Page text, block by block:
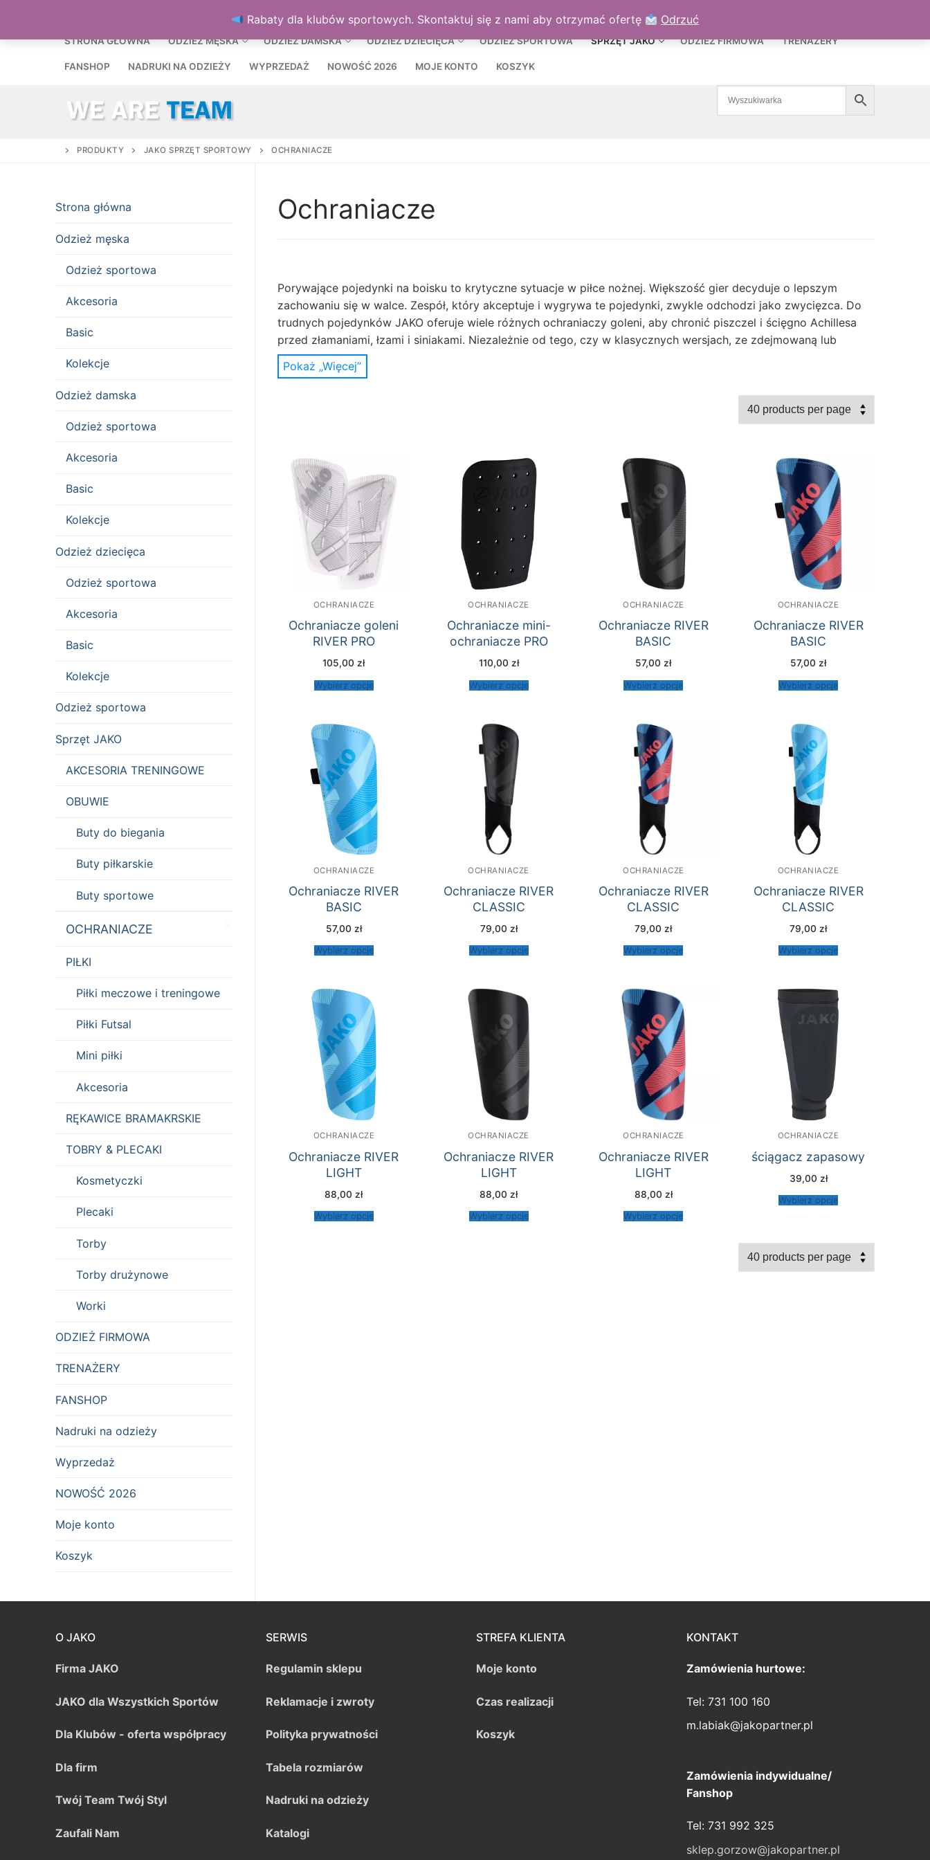
Rabaty dla klubów sportowych. Skontaktuj się z nami aby otrzymać ofertę Odrzuć
treści
KOSZYK
STRONA GŁÓWNA ODZIEŻ MĘSKA ODZIEŻ DAMSKA ODZIEŻ DZIECIĘCA ODZIEŻ SPORTOWA SPRZĘT JAKO ODZIEŻ FIRMOWA TRENAŻERY
FANSHOP NADRUKI NA ODZIEŻY WYPRZEDAŻ NOWOŚĆ 2026 MOJE KONTO KOSZYK
PRODUKTY JAKO SPRZĘT SPORTOWY OCHRANIACZE
Ochraniacze
Porywające pojedynki na boisku to krytyczne sytuacje w piłce nożnej. Większość gier decyduje o lepszym
zachowaniu się w walce. Zespół, który akceptuje i wygrywa te pojedynki, zwykle odchodzi jako zwycięzca. Do
trudnych pojedynków JAKO oferuje wiele różnych ochraniaczy goleni, aby chronić piszczel i ścięgno Achillesa
przed złamaniami, łzami i siniakami. Niezależnie od tego, czy w klasycznych wersjach, ze zdejmowaną lub
naszytą osłoną kostki, czy z podwójnym rzepem u góry i na dole, JAKO oferuje wiele różnych modeli
ochraniaczy.
W innych, bardzo nowoczesnych wariantach znajdują się ochraniacze goleni zapewniające optymalny komfort.
Niezwykle lekkie konstrukcje zostały opracowane w celu zmniejszenia ciężkiej stopy i dodatkowego obciążenia
ochraniacze goleni JAKO są również idealne dla dzieci i nastolatków. Każdy może znaleźć swój ulubiony styl
klasyczny lub nowoczesny. Ochraniacze JAKO oferują każdemu graczowi w piłce nożnej, zarówno na trawie, jak i
na hali, najlepszą ochronę, aby nie zawieść z powodu kontuzji i móc grać udany sezon.
Pokaż „Więcej”
OCHRANIACZE
Ochraniacze goleni
RIVER PRO
105,00zł
Wybierz opcje
OCHRANIACZE
Ochraniacze mini-
ochraniacze PRO
110,00 zł
Wybierz opcje
OCHRANIACZE
Ochraniacze RIVER
BASIC
57,00zł
Wybierz opcje
OCHRANIACZE
Ochraniacze RIVER
BASIC
57,00zł
Wybierz opcje
OCHRANIACZE
Ochraniacze RIVER
BASIC
57,00 zł
Wybierz opcje
OCHRANIACZE
Ochraniacze RIVER
CLASSIC
79,00 zł
Wybierz opcje
OCHRANIACZE
Ochraniacze RIVER
CLASSIC
79,00 zł
Wybierz opcje
OCHRANIACZE
Ochraniacze RIVER
CLASSIC
79,00 zł
Wybierz opcje
OCHRANIACZE
Ochraniacze RIVER
LIGHT
88,00 zł
Wybierz opcje
OCHRANIACZE
Ochraniacze RIVER
LIGHT
88,00 zł
Wybierz opcje
OCHRANIACZE
Ochraniacze RIVER
LIGHT
88,00 zł
Wybierz opcje
OCHRANIACZE
ściągacz zapasowy
39,00 zł
Wybierz opcje
Strona główna
Odzież męska
Odzież sportowa
Akcesoria
Basic
Kolekcje
Odzież damska
Odzież sportowa
Akcesoria
Basic
Kolekcje
Odzież dziecięca
Odzież sportowa
Akcesoria
Basic
Kolekcje
Odzież sportowa
Sprzęt JAKO
AKCESORIA TRENINGOWE
OBUWIE
Buty do biegania
Buty piłkarskie
Buty sportowe
OCHRANIACZE
PIŁKI
Piłki meczowe i treningowe
Piłki Futsal
Mini piłki
Akcesoria
RĘKAWICE BRAMAKRSKIE
TOBRY & PLECAKI
Kosmetyczki
Plecaki
Torby
Torby drużynowe
Worki
ODZIEŻ FIRMOWA
TRENAŻERY
FANSHOP
Nadruki na odzieży
Wyprzedaż
NOWOŚĆ 2026
Moje konto
Koszyk
O JAKO
Firma JAKO
JAKO dla Wszystkich Sportów
Dla Klubów - oferta współpracy
Dla firm
Twój Team Twój Styl
Zaufali Nam
SERWIS
Regulamin sklepu
Reklamacje i zwroty
Polityka prywatności
Tabela rozmiarów
Nadruki na odzieży
Katalogi
STREFA KLIENTA
Moje konto
Czas realizacji
Koszyk
KONTAKT
Zamówienia hurtowe:
Tel: 731 100 160
m.labiak@jakopartner.pl
Zamówienia indywidualne/
Fanshop
Tel: 731 992 325
sklep.gorzow@jakopartner.pl